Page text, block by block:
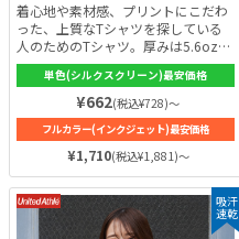
ル10%、その他：綿100%
着心地や素材感、プリントにこだわ
った、上質なTシャツを探している
人のためのTシャツ。厚みは5.6ozと
しっかりしているので、長年着ても
型崩れを起こさない強さがありま
す。使用している糸は、セミコーマ
糸。羽毛立ちが少ないので、シャツ
の表面に光沢がしっかりと表れ、耐
久性も一般的な糸よりもずっと高い
です。通気性が高いので、さらりと
爽やかな着心地を感じられます♪
単色(シルクスクリーン)最安価格
¥662(税込¥728)～
フルカラー(インクジェット)最安価格
¥1,710(税込¥1,881)～
吸汗
速乾